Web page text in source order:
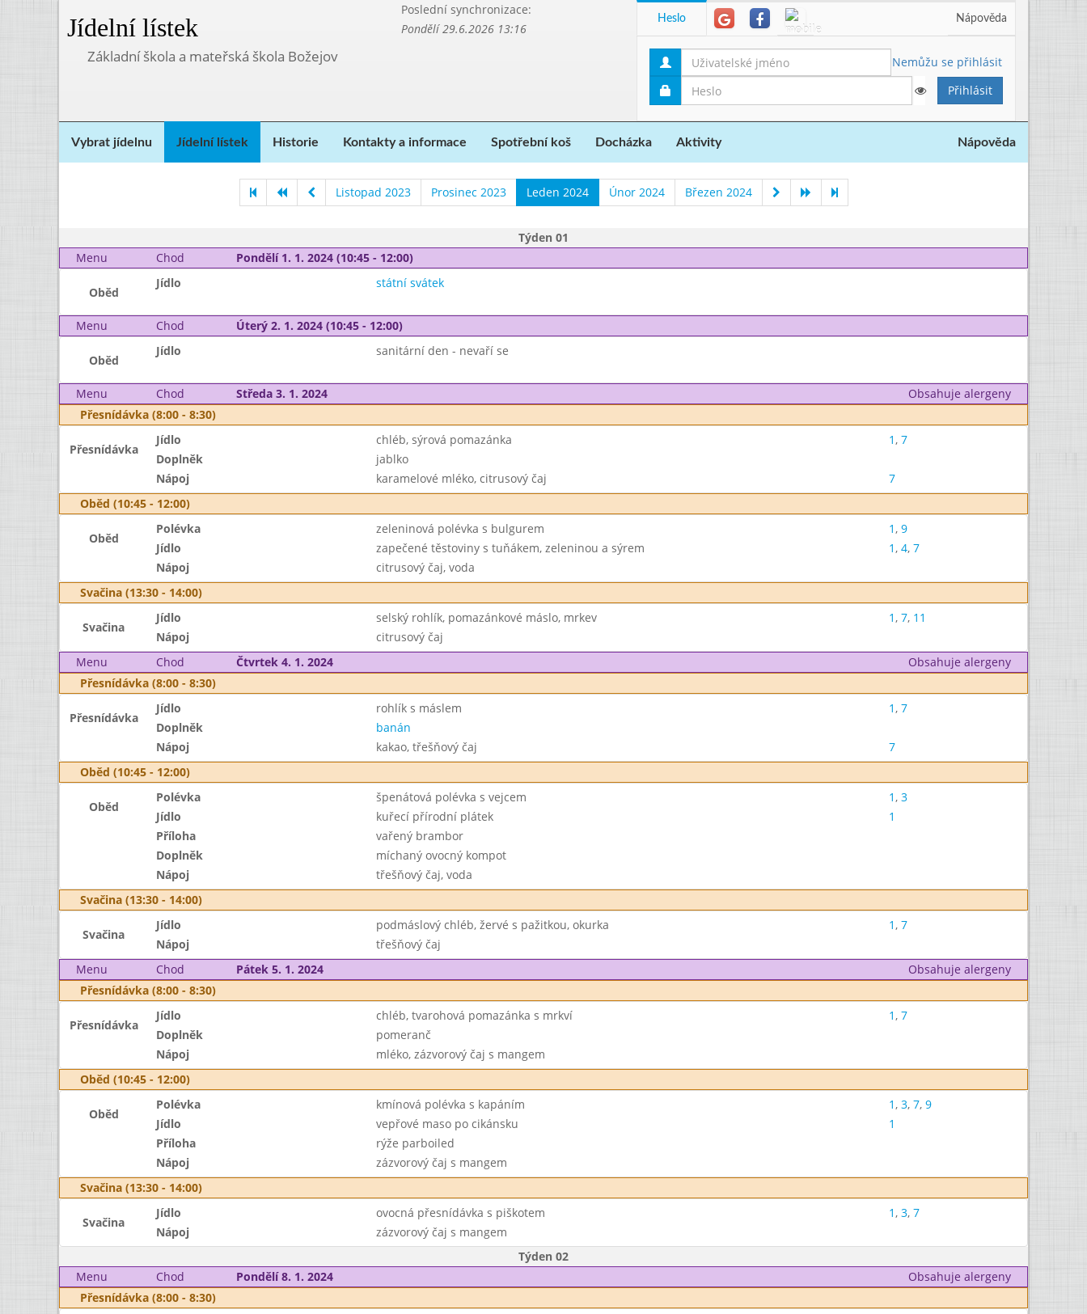
Jídelní lístek
Poslední synchronizace:
Pondělí 29.6.2026 13:16
Základní škola a mateřská škola Božejov
Heslo Nápověda
Nemůžu se přihlásit
Vybrat jídelnu Jídelní lístek Historie Kontakty a informace Spotřební koš Docházka Aktivity Nápověda
Listopad 2023 Prosinec 2023 Leden 2024 Únor 2024 Březen 2024
Týden 01
Menu
Chod Pondělí 1. 1. 2024 (10:45 - 12:00)
Oběd
Jídlo státní svátek
Menu Chod Úterý 2. 1. 2024 (10:45 - 12:00)
Oběd
Jídlo sanitární den - nevaří se
Menu Chod Středa 3. 1. 2024
Obsahuje alergeny
Přesnídávka (8:00 - 8:30)
Přesnídávka
Jídlo chléb, sýrová pomazánka 1, 7
Doplněk
jablko
Nápoj
karamelové mléko, citrusový čaj
7
Oběd (10:45 - 12:00)
Oběd
Polévka zeleninová polévka s bulgurem 1, 9
Jídlo
zapečené těstoviny s tuňákem, zeleninou a sýrem 1, 4, 7
Nápoj
citrusový čaj, voda
Svačina (13:30 - 14:00)
Svačina
Jídlo selský rohlík, pomazánkové máslo, mrkev 1, 7, 11
Nápoj
citrusový čaj
Menu
Chod Čtvrtek 4. 1. 2024
Obsahuje alergeny
Přesnídávka (8:00 - 8:30)
Přesnídávka
Jídlo rohlík s máslem 1, 7
Doplněk
banán
Nápoj
kakao, třešňový čaj
7
Oběd (10:45 - 12:00)
Oběd
Polévka špenátová polévka s vejcem 1, 3
Jídlo
kuřecí přírodní plátek
1
Příloha
vařený brambor
Doplněk
míchaný ovocný kompot
Nápoj
třešňový čaj, voda
Svačina (13:30 - 14:00)
Svačina
Jídlo podmáslový chléb, žervé s pažitkou, okurka 1, 7
Nápoj
třešňový čaj
Menu
Chod Pátek 5. 1. 2024
Obsahuje alergeny
Přesnídávka (8:00 - 8:30)
Přesnídávka
Jídlo chléb, tvarohová pomazánka s mrkví 1, 7
Doplněk
pomeranč
Nápoj
mléko, zázvorový čaj s mangem
Oběd (10:45 - 12:00)
Oběd
Polévka kmínová polévka s kapáním 1, 3, 7, 9
Jídlo
vepřové maso po cikánsku
1
Příloha
rýže parboiled
Nápoj
zázvorový čaj s mangem
Svačina (13:30 - 14:00)
Svačina
Jídlo ovocná přesnídávka s piškotem 1, 3, 7
Nápoj
zázvorový čaj s mangem
Týden 02
Menu
Chod Pondělí 8. 1. 2024
Obsahuje alergeny
Přesnídávka (8:00 - 8:30)